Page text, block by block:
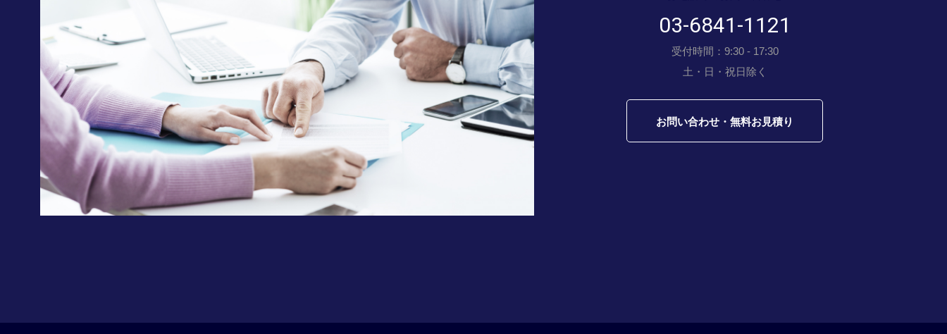
03-6841-1121
受付時間：9:30 - 17:30
土・日・祝日除く
お問い合わせ・無料お見積り